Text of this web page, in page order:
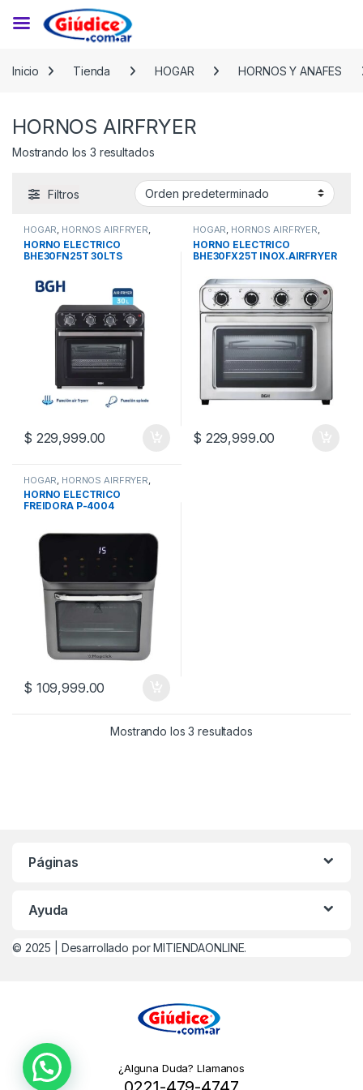
Inicio
Tienda HOGAR HORNOS Y ANAFES
HORNOS AIRFRYER
Mostrando los 3 resultados
Filtros
HOGAR, HORNOS AIRFRYER,
HORNOS ELECTRICOS HORNOS
Y ANAFES
HORNO ELECTRICO
BHE30FN25T 30LTS
$ 229,999.00
HOGAR, HORNOS AIRFRYER,
HORNOS Y ANAFES
HORNO ELECTRICO
BHE30FX25T INOX.AIRFRYER
$ 229,999.00
HOGAR HORNOS AIRFRYER
HORNOS Y ANAFES
HORNO ELECTRICO
FREIDORA P-4004
$ 109,999.00
Mostrando los 3 resultados
Páginas
Ayuda
© 2025 | Desarrollado por MITIENDAONLINE.
¿Alguna Duda? Llamanos